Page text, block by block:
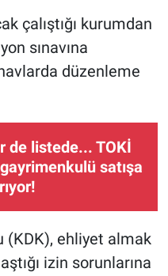
çalıştığı kurumdan
sınavına
düzenleme
de listede... TOKİ
satışa
(KDK), ehliyet almak
izin sorunlarına